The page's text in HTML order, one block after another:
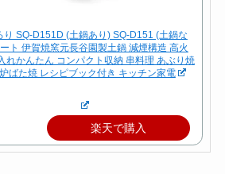
り SQ-D151D (土鍋あり) SQ-D151 (土鍋な
ト 伊賀焼窯元長谷園製土鍋 減煙構造 高火
れかんたん コンパクト収納 串料理 あぶり焼
ばた焼 レシピブック付き キッチン家電
楽天で購入